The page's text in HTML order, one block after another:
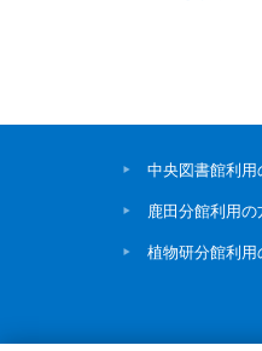
中央図書館利用
鹿田分館利用の
植物研分館利用